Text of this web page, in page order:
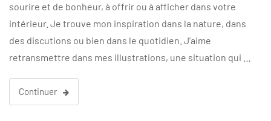
sourire et de bonheur, à offrir ou à afficher dans votre
intérieur. Je trouve mon inspiration dans la nature, dans
des discutions ou bien dans le quotidien. J’aime
retransmettre dans mes illustrations, une situation qui …
Continuer